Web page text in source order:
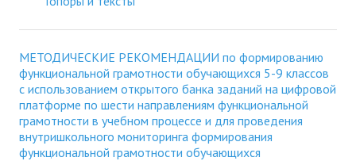
АНОНСЫ
ИНСТИТУТ
Противодействие коррупции
МЕТОДИЧЕСКИЕ РЕКОМЕНДАЦИИ по формированию
функциональной грамотности обучающихся 5-9 классов
с использованием открытого банка заданий на цифровой
платформе по шести направлениям функциональной
грамотности в учебном процессе и для проведения
внутришкольного мониторинга формирования
функциональной грамотности обучающихся